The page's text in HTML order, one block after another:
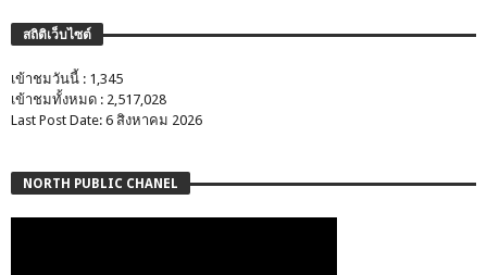
สถิติเว็บไซต์
เข้าชมวันนี้ : 1,345
เข้าชมทั้งหมด : 2,517,028
Last Post Date: 6 สิงหาคม 2026
NORTH PUBLIC CHANEL